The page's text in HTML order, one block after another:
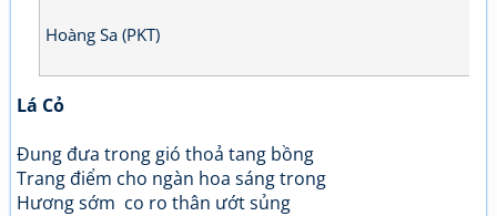
Hoàng Sa (PKT)
Lá Cỏ
Đung đưa trong gió thoả tang bồng
Trang điểm cho ngàn hoa sáng trong
Hương sớm co ro thân ướt sủng